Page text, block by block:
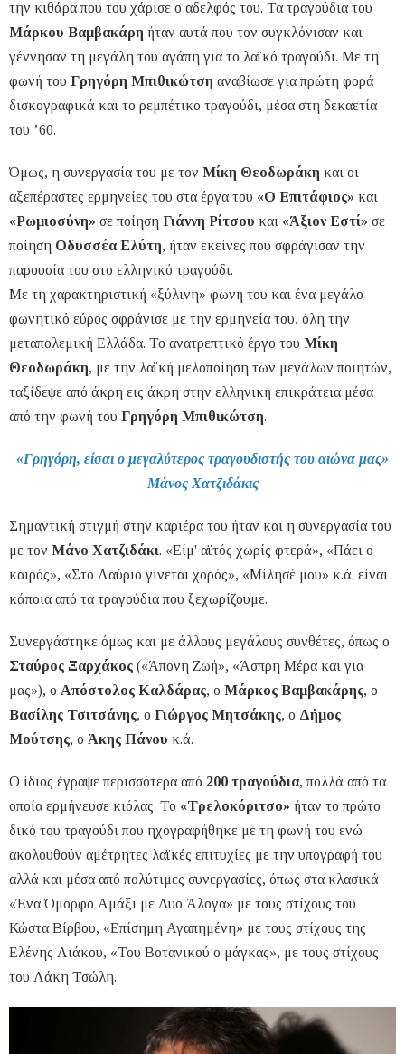
την κιθάρα που του χάρισε ο αδελφός του. Τα τραγούδια του
Μάρκου Βαμβακάρη ήταν αυτά που τον συγκλόνισαν και
γέννησαν τη μεγάλη του αγάπη για το λαϊκό τραγούδι. Με τη
φωνή του Γρηγόρη Μπιθικώτση αναβίωσε για πρώτη φορά
δισκογραφικά και το ρεμπέτικο τραγούδι, μέσα στη δεκαετία
του ’60.
Όμως, η συνεργασία του με τον Μίκη Θεοδωράκη και οι
αξεπέραστες ερμηνείες του στα έργα του «Ο Επιτάφιος» και
«Ρωμιοσύνη» σε ποίηση Γιάννη Ρίτσου και «Άξιον Εστί» σε
ποίηση Οδυσσέα Ελύτη, ήταν εκείνες που σφράγισαν την
παρουσία του στο ελληνικό τραγούδι.
Με τη χαρακτηριστική «ξύλινη» φωνή του και ένα μεγάλο
φωνητικό εύρος σφράγισε με την ερμηνεία του, όλη την
μεταπολεμική Ελλάδα. Το ανατρεπτικό έργο του Μίκη
Θεοδωράκη, με την λαϊκή μελοποίηση των μεγάλων ποιητών,
ταξίδεψε από άκρη εις άκρη στην ελληνική επικράτεια μέσα
από την φωνή του Γρηγόρη Μπιθικώτση.
«Γρηγόρη, είσαι ο μεγαλύτερος τραγουδιστής του αιώνα μας»
Μάνος Χατζιδάκις
Σημαντική στιγμή στην καριέρα του ήταν και η συνεργασία του
με τον Μάνο Χατζιδάκι. «Είμ' αϊτός χωρίς φτερά», «Πάει ο
καιρός», «Στο Λαύριο γίνεται χορός», «Μίλησέ μου» κ.ά. είναι
κάποια από τα τραγούδια που ξεχωρίζουμε.
Συνεργάστηκε όμως και με άλλους μεγάλους συνθέτες, όπως ο
Σταύρος Ξαρχάκος («Άπονη Ζωή», «Άσπρη Μέρα και για
μας»), ο Απόστολος Καλδάρας, ο Μάρκος Βαμβακάρης, ο
Βασίλης Τσιτσάνης, ο Γιώργος Μητσάκης, ο Δήμος
Μούτσης, ο Άκης Πάνου κ.ά.
Ο ίδιος έγραψε περισσότερα από 200 τραγούδια, πολλά από τα
οποία ερμήνευσε κιόλας. Το «Τρελοκόριτσο» ήταν το πρώτο
δικό του τραγούδι που ηχογραφήθηκε με τη φωνή του ενώ
ακολουθούν αμέτρητες λαϊκές επιτυχίες με την υπογραφή του
αλλά και μέσα από πολύτιμες συνεργασίες, όπως στα κλασικά
«Ένα Όμορφο Αμάξι με Δυο Άλογα» με τους στίχους του
Κώστα Βίρβου, «Επίσημη Αγαπημένη» με τους στίχους της
Ελένης Λιάκου, «Του Βοτανικού ο μάγκας», με τους στίχους
του Λάκη Τσώλη.